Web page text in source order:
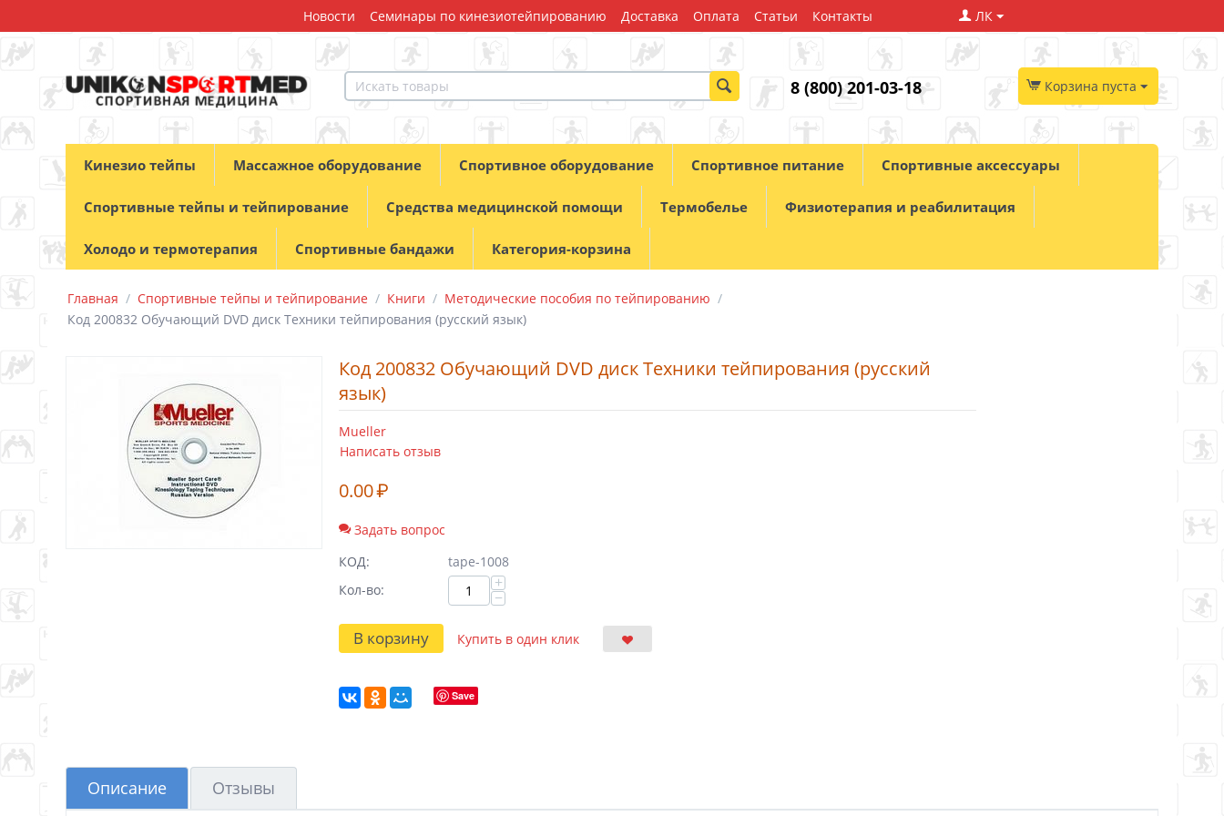
Новости Семинары по кинезиотейпированию Доставка Оплата Статьи Контакты ЛК
8 (800) 201-03-18 Корзина пуста
Кинезио тейпы Массажное оборудование Спортивное оборудование Спортивное питание Спортивные аксессуары
Спортивные тейпы и тейпирование Средства медицинской помощи Термобелье Физиотерапия и реабилитация
Холодо и термотерапия Спортивные бандажи Категория-корзина
Главная / Спортивные тейпы и тейпирование / Книги / Методические пособия по тейпированию /
Код 200832 Обучающий DVD диск Техники тейпирования (русский язык)
Код 200832 Обучающий DVD диск Техники тейпирования (русский
язык)
Mueller
Написать отзыв
0.00₽
Задать вопрос
КОД:
tape-1008
Кол-во:
+
−
В корзину Купить в один клик
Save
Описание Отзывы